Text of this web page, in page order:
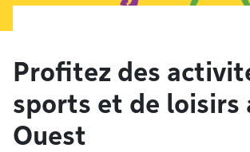
Profitez des
sports et de loisirs
Ouest